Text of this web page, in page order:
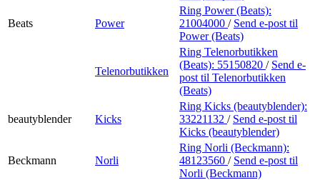
Beats Power
Ring Power (Beats):
21004000 / Send e-post til
Power (Beats)
Telenorbutikken
Ring Telenorbutikken
(Beats): 55150820 / Send e-
post til Telenorbutikken
(Beats)
beautyblender Kicks
Ring Kicks (beautyblender):
33221132 / Send e-post til
Kicks (beautyblender)
Beckmann Norli
Ring Norli (Beckmann):
48123560 / Send e-post til
Norli (Beckmann)